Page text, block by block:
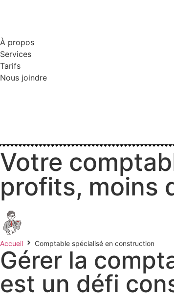
À propos
Services
Tarifs
Nous joindre
Votre
profits, moins
Accueil Comptable spécialisé en construction
Gérer la
est un défi